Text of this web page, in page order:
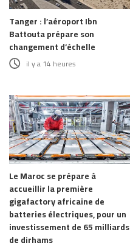
Tanger : l’aéroport Ibn
Battouta prépare son
changement d’échelle
il y a 14 heures
Le Maroc se prépare à
accueillir la première
gigafactory africaine de
batteries électriques, pour un
investissement de 65 milliards
de dirhams